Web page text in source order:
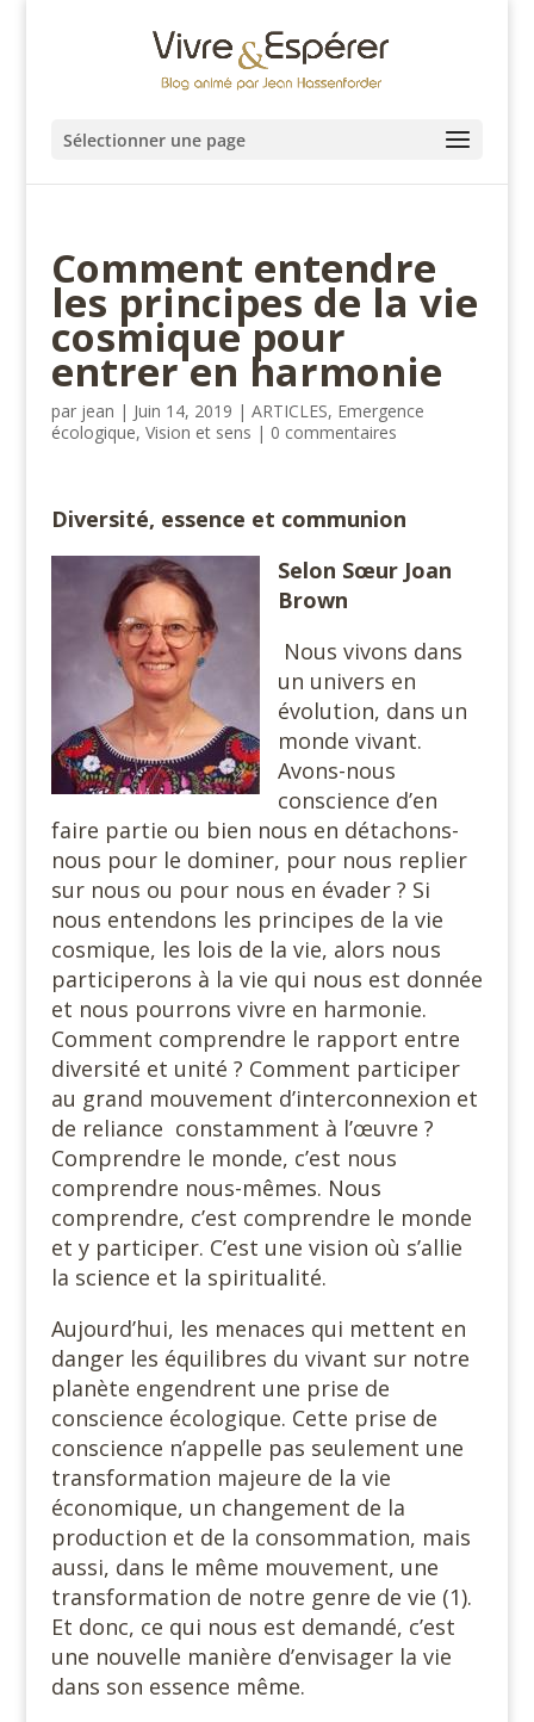
Sélectionner une page
Comment entendre
les principes de la vie
cosmique pour
entrer en harmonie
par jean | Juin 14, 2019 | ARTICLES, Emergence
écologique, Vision et sens | 0 commentaires
Diversité, essence et communion
Selon Sœur Joan
Brown
Nous vivons dans
un univers en
évolution, dans un
monde vivant.
Avons-nous
conscience d’en
faire partie ou bien nous en détachons-
nous pour le dominer, pour nous replier
sur nous ou pour nous en évader ? Si
nous entendons les principes de la vie
cosmique, les lois de la vie, alors nous
participerons à la vie qui nous est donnée
et nous pourrons vivre en harmonie.
Comment comprendre le rapport entre
diversité et unité ? Comment participer
au grand mouvement d’interconnexion et
de reliance constamment à l’œuvre ?
Comprendre le monde, c’est nous
comprendre nous-mêmes. Nous
comprendre, c’est comprendre le monde
et y participer. C’est une vision où s’allie
la science et la spiritualité.
Aujourd’hui, les menaces qui mettent en
danger les équilibres du vivant sur notre
planète engendrent une prise de
conscience écologique. Cette prise de
conscience n’appelle pas seulement une
transformation majeure de la vie
économique, un changement de la
production et de la consommation, mais
aussi, dans le même mouvement, une
transformation de notre genre de vie (1).
Et donc, ce qui nous est demandé, c’est
une nouvelle manière d’envisager la vie
dans son essence même.